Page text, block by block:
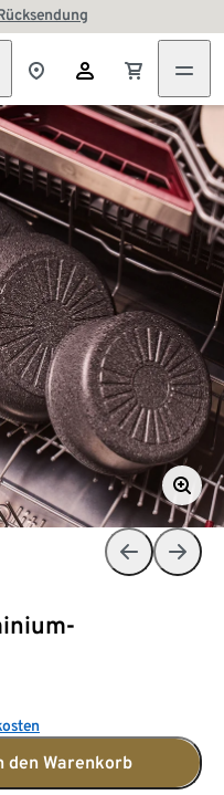
den Warenkorb